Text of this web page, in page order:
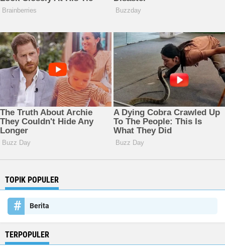
TOPIK POPULER
Berita
TERPOPULER